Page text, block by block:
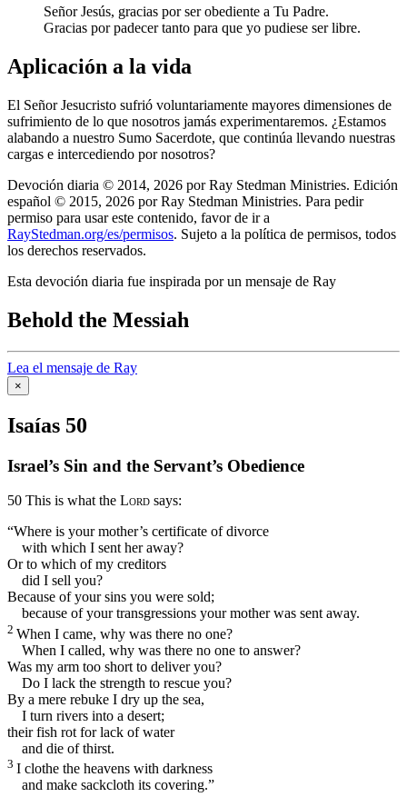
Señor Jesús, gracias por ser obediente a Tu Padre.
Gracias por padecer tanto para que yo pudiese ser libre.
Aplicación a la vida
El Señor Jesucristo sufrió voluntariamente mayores dimensiones de
sufrimiento de lo que nosotros jamás experimentaremos. ¿Estamos
alabando a nuestro Sumo Sacerdote, que continúa llevando nuestras
cargas e intercediendo por nosotros?
Devoción diaria © 2014, 2026 por Ray Stedman Ministries. Edición
español © 2015, 2026 por Ray Stedman Ministries. Para pedir
permiso para usar este contenido, favor de ir a
RayStedman.org/es/permisos. Sujeto a la política de permisos, todos
los derechos reservados.
Esta devoción diaria fue inspirada por un mensaje de Ray
Behold the Messiah
Lea el mensaje de Ray
×
Isaías 50
Israel’s Sin and the Servant’s Obedience
50 This is what the Lord says:
“Where is your mother’s certificate of divorce
with which I sent her away?
Or to which of my creditors
did I sell you?
Because of your sins you were sold;
because of your transgressions your mother was sent away.
2 When I came, why was there no one?
When I called, why was there no one to answer?
Was my arm too short to deliver you?
Do I lack the strength to rescue you?
By a mere rebuke I dry up the sea,
I turn rivers into a desert;
their fish rot for lack of water
and die of thirst.
3 I clothe the heavens with darkness
and make sackcloth its covering.”